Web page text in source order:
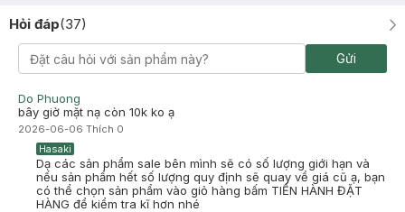
Mình da hh thiên dầu, mình dùng liên tục trong 3 ngày, đắp xong
luôn, chắc là do hợp
Hasaki -2025-04-02
thời gian đánh giá. Sự hài lòng của khách hàng là động lực to
lớn để Hasaki ngày càng phát triển hơn nữa về chất lượng
dịch vụ. Cảm ơn bạn đã tin tưởng và mua sắm tại Hasaki!
Hỏi đáp(37)
Gửi
Do Phuong
bây giờ mặt nạ còn 10k ko ạ
2026-06-06 Thích 0
Hasaki
Dạ các sản phẩm sale bên mình sẽ có số lượng giới hạn và
nếu sản phẩm hết số lượng quy định sẽ quay về giá cũ ạ, bạn
có thể chọn sản phẩm vào giỏ hàng bấm TIẾN HÀNH ĐẶT
HÀNG để kiểm tra kĩ hơn nhé